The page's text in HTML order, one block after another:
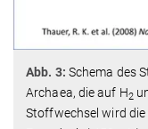
Abb. 3: Schema des
Archaea, die auf H2
Stoffwechsel wird